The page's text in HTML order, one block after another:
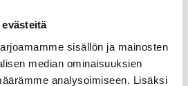
sisällön ja mainosten
median ominaisuuksien
analysoimiseen. Lisäksi
for you